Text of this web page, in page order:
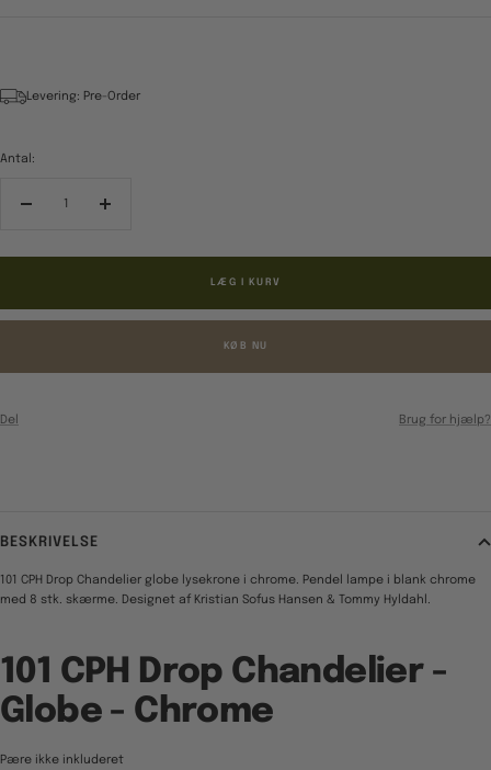
Levering: Pre-Order
Antal:
Reducér
Forøg
LÆG I KURV
KØB NU
Del Brug for hjælp?
BESKRIVELSE
101 CPH Drop Chandelier globe lysekrone i chrome. Pendel lampe i blank chrome
med 8 stk. skærme. Designet af Kristian Sofus Hansen & Tommy Hyldahl.
101 CPH Drop Chandelier -
Globe - Chrome
Pære ikke inkluderet